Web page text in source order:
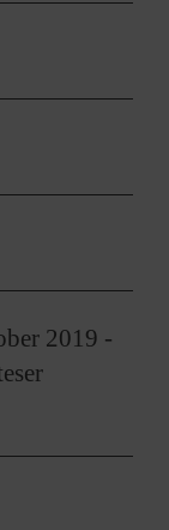
2019 -